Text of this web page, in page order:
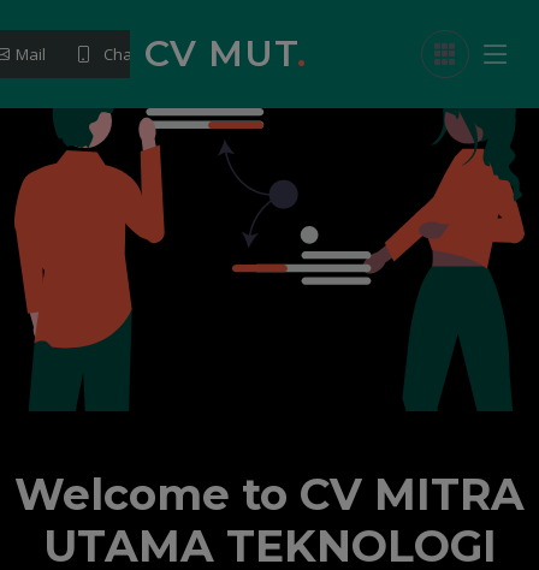
Mail Chat CV MUT.
Welcome to CV MITRA
UTAMA TEKNOLOGI